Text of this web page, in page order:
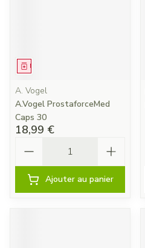
Médicament
A. Vogel
A.Vogel ProstaforceMed
Caps 30
18,99 €
Ajouter au panier